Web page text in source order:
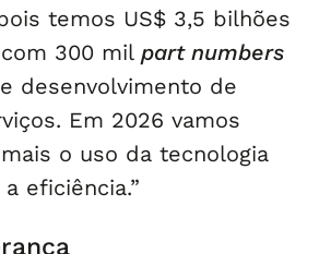
temos US$ 3,5 bilhões
300 mil part numbers
desenvolvimento de
Em 2026 vamos
o uso da tecnologia
eficiência.”